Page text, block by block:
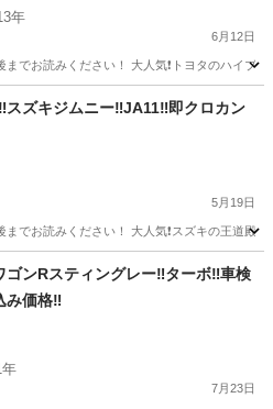
年
6月12日
でお読みください！ 大人気❗️トヨタのハイ
プリウスアルファ
スズキジムニー‼️JA11‼️即クロカン
5月19日
でお読みください！ 大人気❗️スズキの王道殿
スズキジムニー
ゴンRスティングレー‼️ターボ‼️車検
み価格‼️
7月23日